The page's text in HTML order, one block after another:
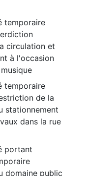
temporaire
circulation et
à l'occasion
temporaire
de la
stationnement
dans la rue
portant
domaine public